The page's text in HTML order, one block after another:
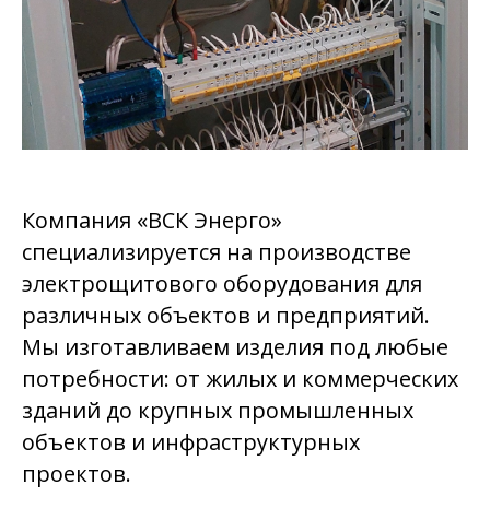
Компания «ВСК Энерго»
специализируется на производстве
электрощитового оборудования для
различных объектов и предприятий.
Мы изготавливаем изделия под любые
потребности: от жилых и коммерческих
зданий до крупных промышленных
объектов и инфраструктурных
проектов.